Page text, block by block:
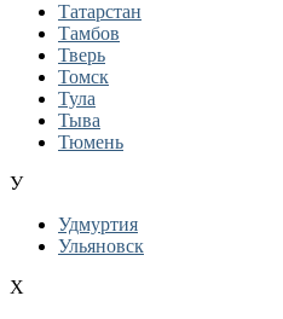
Татарстан
Тамбов
Тверь
Томск
Тула
Тыва
Тюмень
У
Удмуртия
Ульяновск
Х